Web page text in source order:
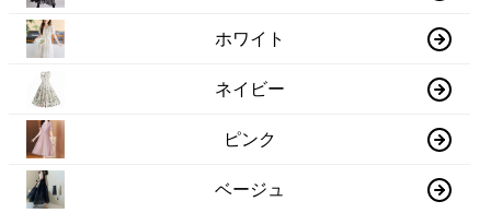
ホワイト
ネイビー
ピンク
ベージュ